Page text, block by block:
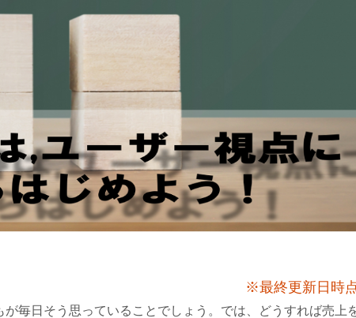
※最終更新日時
毎日そう思っていることでしょう。では、どうすれば売上